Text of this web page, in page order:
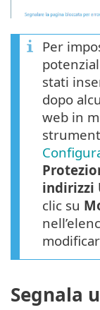
Per
stati
dopo
web in
indirizzi
clic su
Segnala